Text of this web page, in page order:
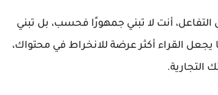
أنت لا تبني جمهورًا فحسب، بل تبني
يجعل القراء أكثر عرضة للانخراط في محتواك،
التجارية.